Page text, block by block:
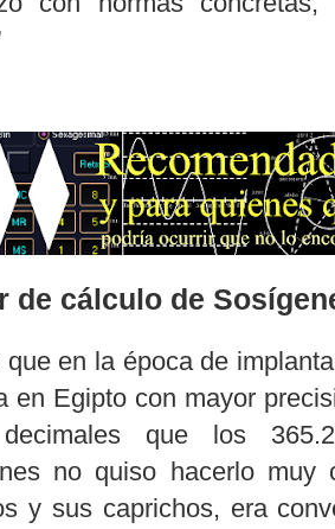
de cálculo de
que en la época de
en Egipto con mayor
que los
no quiso hacerlo muy
y sus caprichos, era